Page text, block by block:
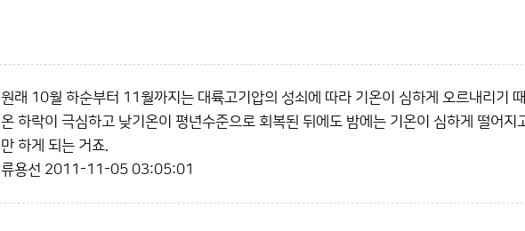
원래 10월 하순부터 11월까지는 대륙고기압의 성쇠에 따라 기온이 심하게 오르내리기
온 하락이 극심하고 낮기온이 평년수준으로 회복된 뒤에도 밤에는 기온이 심하게 떨어
만 하게 되는 거죠.
류용선 2011-11-05 03:05:01